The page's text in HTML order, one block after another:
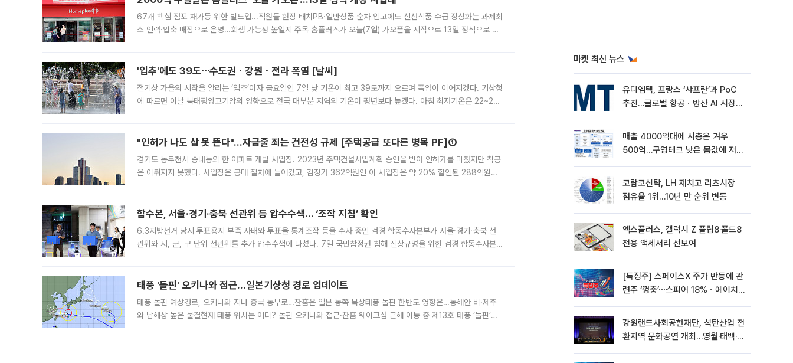
67개 핵심 점포 재가동 위한 빌드업...직원들 현장 배치PB·일반상품 순차 입고에도 신선식품 수급 정상화는 과제최
소 인력·압축 매장으로 운영…회생 가능성 높일지 주목 홈플러스가 오늘(7일) 가오픈을 시작으로 13일 정식으로 재
'입추'에도 39도⋯수도권ㆍ강원ㆍ전라 폭염 [날씨]
절기상 가을의 시작을 알리는 ‘입추’이자 금요일인 7일 낮 기온이 최고 39도까지 오르며 폭염이 이어지겠다. 기상청
에 따르면 이날 북태평양고기압의 영향으로 전국 대부분 지역의 기온이 평년보다 높겠다. 아침 최저기온은 22~27
"인허가 나도 삽 못 뜬다"…자금줄 죄는 건전성 규제 [주택공급 또다른 병목 PF]①
경기도 동두천시 송내동의 한 아파트 개발 사업장. 2023년 주택건설사업계획 승인을 받아 인허가를 마쳤지만 착공
은 이뤄지지 못했다. 사업장은 공매 절차에 들어갔고, 감정가 362억원인 이 사업장은 약 20% 할인된 288억원에
합수본, 서울·경기·충북 선관위 등 압수수색… ‘조작 지침’ 확인
6.3지방선거 당시 투표용지 부족 사태와 투표율 통계조작 등을 수사 중인 검경 합동수사본부가 서울·경기·충북 선
관위와 시, 군, 구 단위 선관위를 추가 압수수색에 나섰다. 7일 국민참정권 침해 진상규명을 위한 검경 합동수사본
태풍 '돌핀' 오키나와 접근…일본기상청 경로 업데이트
태풍 돌핀 예상경로, 오키나와 지나 중국 동부로…찬홈은 일본 동쪽 북상태풍 돌핀 한반도 영향은…동해안 비·제주
와 남해상 높은 물결현재 태풍 위치는 어디? 돌핀 오키나와 접근·찬홈 웨이크섬 근해 이동 중 제13호 태풍 ‘돌핀’이
마켓 최신 뉴스
유디엠텍, 프랑스 ‘샤프란’과 PoC
추진…글로벌 항공ㆍ방산 AI 시장
매출 4000억대에 시총은 겨우
500억…구영테크 낮은 몸값에 저가
코람코신탁, LH 제치고 리츠시장
점유율 1위…10년 만 순위 변동
엑스플러스, 갤럭시 Z 플립8·폴드8
전용 액세서리 선보여
[특징주] 스페이스X 주가 반등에 관
련주 ‘껑충’⋯스피어 18%ㆍ에이치
강원랜드사회공헌재단, 석탄산업 전
환지역 문화공연 개최…영월·태백·삼